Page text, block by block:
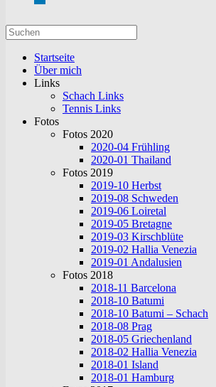
Suchen
nach:
Startseite
Über mich
Links
Schach Links
Tennis Links
Fotos
Fotos 2020
2020-04 Frühling
2020-01 Thailand
Fotos 2019
2019-10 Herbst
2019-08 Schweden
2019-06 Loiretal
2019-05 Bretagne
2019-03 Kirschblüte
2019-02 Hallia Venezia
2019-01 Andalusien
Fotos 2018
2018-11 Barcelona
2018-10 Batumi
2018-10 Batumi – Schach
2018-08 Prag
2018-05 Griechenland
2018-02 Hallia Venezia
2018-01 Island
2018-01 Hamburg